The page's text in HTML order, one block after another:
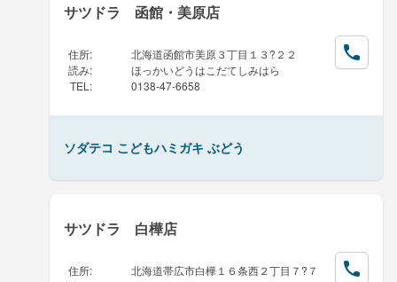
サツドラ 函館・美原店
住所:
北海道函館市美原３丁目１３?２２
読み:
ほっかいどうはこだてしみはら
TEL : 0138-47-6658
ソダテコ こどもハミガキ ぶどう
サツドラ 白樺店
住所:
北海道帯広市白樺１６条西２丁目７?７